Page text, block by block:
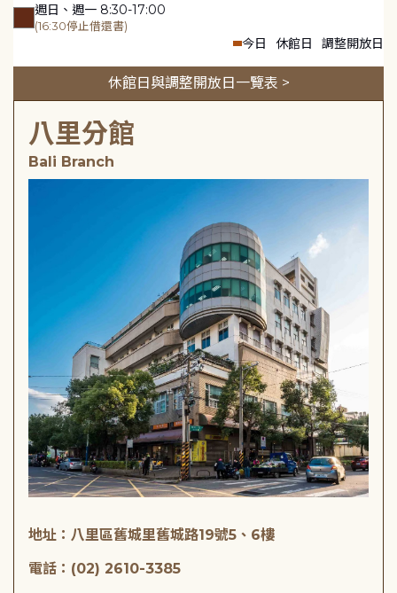
週日、週一 8:30-17:00
(16:30停止借還書)
今日 休館日 調整開放日
休館日與調整開放日一覽表 >
八里分館
Bali Branch
地址：八里區舊城里舊城路19號5、6樓
電話：(02) 2610-3385